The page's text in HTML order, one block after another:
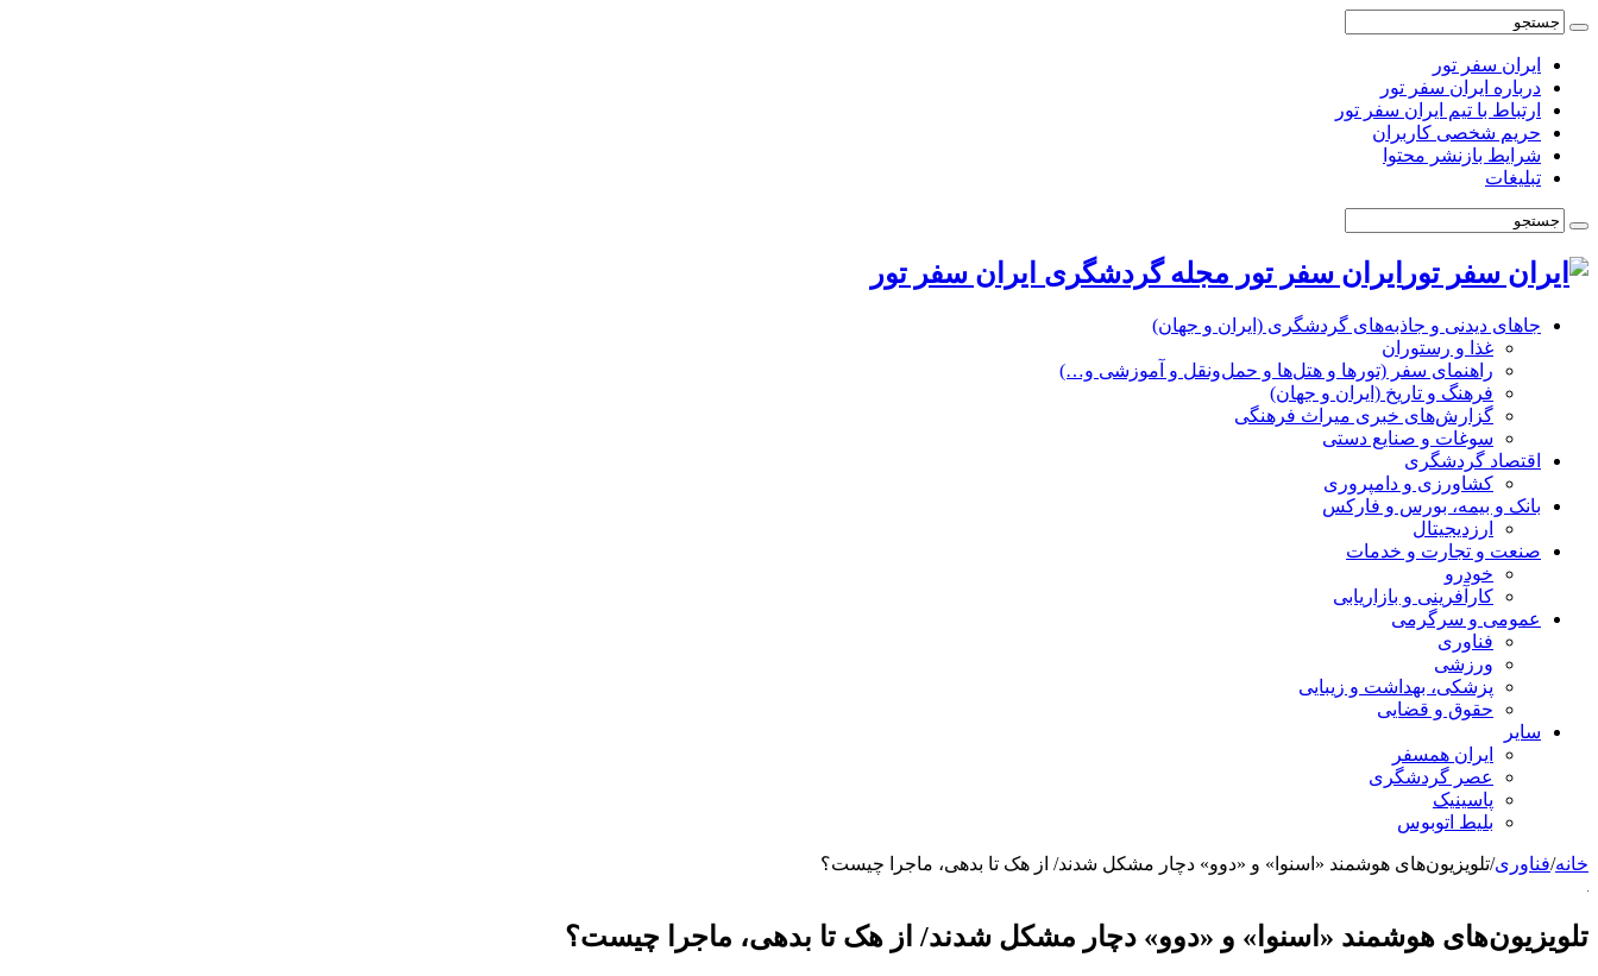
ایران سفر تور
درباره ایران سفر تور
ارتباط با تیم ایران سفر تور
حریم شخصی کاربران
شرایط بازنشر محتوا
تبلیغات
ایران سفر تور مجله گردشگری ایران سفر تور
جاهای دیدنی و جاذبه‌های گردشگری (ایران و جهان)
غذا و رستوران
راهنمای سفر (تورها و هتل‌ها و حمل‌و‌نقل و آموزشی و…)
فرهنگ و تاریخ (ایران و جهان)
گزارش‌های خبری میراث فرهنگی
سوغات و صنایع دستی
اقتصاد گردشگری
کشاورزی و دامپروری
بانک و بیمه، بورس و فارکس
ارزدیجیتال
صنعت و تجارت و خدمات
خودرو
کارآفرینی و بازاریابی
عمومی و سرگرمی
فناوری
ورزشی
پزشکی، بهداشت و زیبایی
حقوق و قضایی
سایر
ایران همسفر
عصر گردشگری
پاسینیک
بلیط اتوبوس
خانه/فناوری/تلویزیون‌های هوشمند «اسنوا» و «دوو» دچار مشکل شدند/ از هک تا بدهی، ماجرا چیست؟
تلویزیون‌های هوشمند «اسنوا» و «دوو» دچار مشکل شدند/ از هک تا بدهی، ماجرا چیست؟